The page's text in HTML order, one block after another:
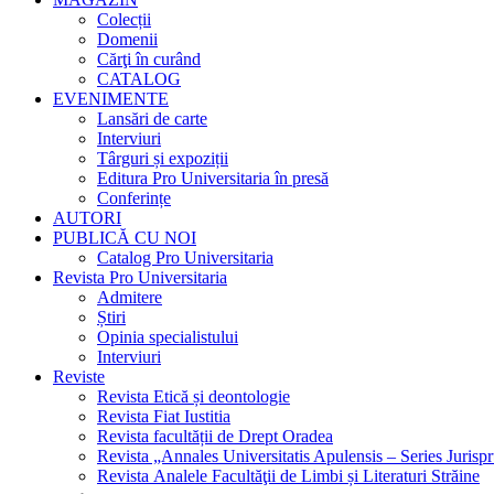
Colecții
Domenii
Cărţi în curând
CATALOG
EVENIMENTE
Lansări de carte
Interviuri
Târguri și expoziții
Editura Pro Universitaria în presă
Conferințe
AUTORI
PUBLICĂ CU NOI
Catalog Pro Universitaria
Revista Pro Universitaria
Admitere
Știri
Opinia specialistului
Interviuri
Reviste
Revista Etică și deontologie
Revista Fiat Iustitia
Revista facultății de Drept Oradea
Revista „Annales Universitatis Apulensis – Series
Revista Analele Facultăţii de Limbi și Literaturi Străine